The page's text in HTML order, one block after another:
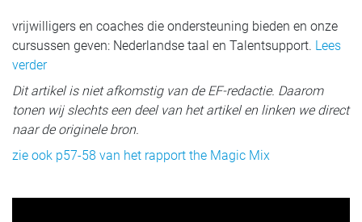
vrijwilligers en coaches die ondersteuning bieden en onze
cursussen geven: Nederlandse taal en Talentsupport. Lees
verder
Dit artikel is niet afkomstig van de EF-redactie. Daarom
tonen wij slechts een deel van het artikel en linken we direct
naar de originele bron.
zie ook p57-58 van het rapport the Magic Mix